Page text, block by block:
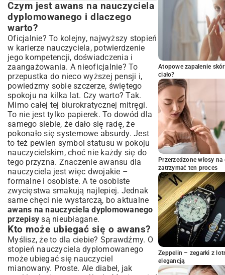
Czym jest awans na nauczyciela
dyplomowanego i dlaczego warto?
Kto może ubiegać się o awans?
Podstawa prawna awansu: Kluczowe
przepisy
Rozporządzenie Ministra Edukacji
Narodowej – co się zmieniło?
Ustawa Karta Nauczyciela a awans
zawodowy
Wymagania do uzyskania stopnia
nauczyciela dyplomowanego
Okres pracy i ocena pracy nauczyciela
Osiągnięcia zawodowe – co jest brane pod
uwagę?
Kwalifikacje i doskonalenie zawodowe
Procedura awansu krok po kroku
Składanie wniosku – niezbędne dokumenty
Analiza i ocena dorobku zawodowego
Komisja kwalifikacyjna – jak się
przygotować?
Najczęściej popełniane błędy i praktyczne
wskazówki
Jak unikać opóźnień w procesie awansu?
Rola dyrektora szkoły w procesie awansu
Korzyści z uzyskania tytułu nauczyciela
dyplomowanego
Czym jest awans na nauczyciela
dyplomowanego i dlaczego
warto?
Oficjalnie? To kolejny, najwyższy stopień
w karierze nauczyciela, potwierdzenie
jego kompetencji, doświadczenia i
zaangażowania. A nieoficjalnie? To
przepustka do nieco wyższej pensji i,
powiedzmy sobie szczerze, świętego
spokoju na kilka lat. Czy warto? Tak.
Mimo całej tej biurokratycznej mitręgi.
To nie jest tylko papierek. To dowód dla
samego siebie, że dało się radę, że
pokonało się systemowe absurdy. Jest
to też pewien symbol statusu w pokoju
nauczycielskim, choć nie każdy się do
tego przyzna. Znaczenie awansu dla
nauczyciela jest więc dwojakie –
formalne i osobiste. A te osobiste
zwycięstwa smakują najlepiej. Jednak
same chęci nie wystarczą, bo aktualne
awans na nauczyciela dyplomowanego
przepisy są nieubłagane.
Kto może ubiegać się o awans?
Myślisz, że to dla ciebie? Sprawdźmy. O
stopień nauczyciela dyplomowanego
może ubiegać się nauczyciel
mianowany. Proste. Ale diabeł, jak
Atopowe zapalenie
ciało?
Przerzedzone włosy
zatrzymać ten proces
Zeppelin – zegarki z
elegancją